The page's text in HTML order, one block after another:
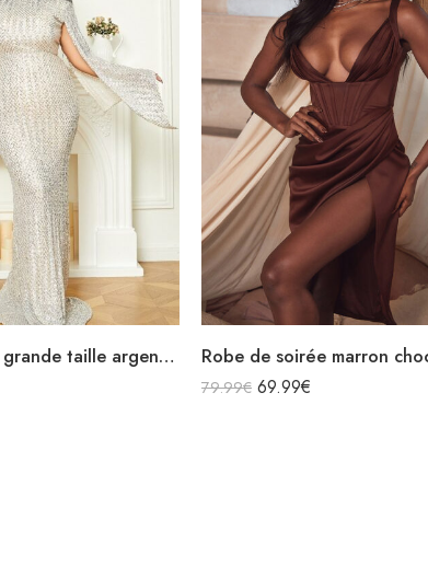
Robe de soirée grande taille argentée longue sirène à paillettes col montant manches longues fendues
79.99€ 69.99€